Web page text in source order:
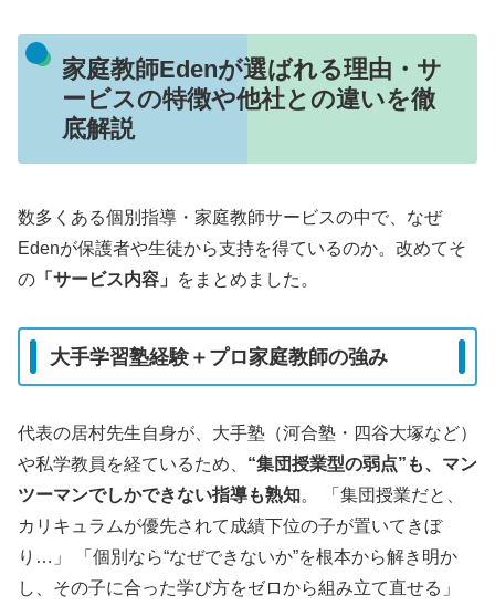
家庭教師Edenが選ばれる理由・サ
ービスの特徴や他社との違いを徹
底解説
数多くある個別指導・家庭教師サービスの中で、なぜ
Edenが保護者や生徒から支持を得ているのか。改めてそ
の 「サービス内容」 をまとめました。
大手学習塾経験＋プロ家庭教師の強み
代表の居村先生自身が、大手塾（河合塾・四谷大塚など）
や私学教員を経ているため、 “集団授業型の弱点”も、マン
ツーマンでしかできない指導も熟知。 「集団授業だと、
カリキュラムが優先されて成績下位の子が置いてきぼ
り…」 「個別なら“なぜできないか”を根本から解き明か
し、その子に合った学び方をゼロから組み立て直せる」